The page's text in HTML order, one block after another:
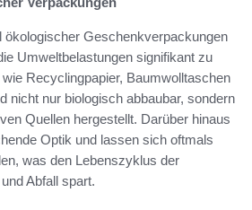
ökologischer Geschenkverpackungen
Umweltbelastungen signifikant zu
Recyclingpapier, Baumwolltaschen
nicht nur biologisch abbaubar, sondern
Quellen hergestellt. Darüber hinaus
Optik und lassen sich oftmals
was den Lebenszyklus der
Abfall spart.